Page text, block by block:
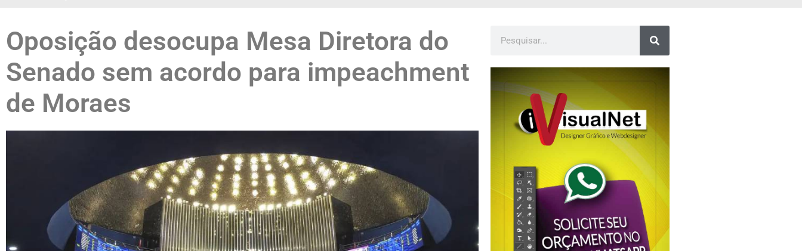
Oposição desocupa Mesa Diretora do
Senado sem acordo para impeachment
de Moraes